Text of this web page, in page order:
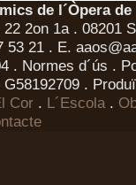
de l´Òpera
2on 1a . 08201
53 21 . E.
. Normes d´ús .
G58192709 .
Cor . L´Escola.